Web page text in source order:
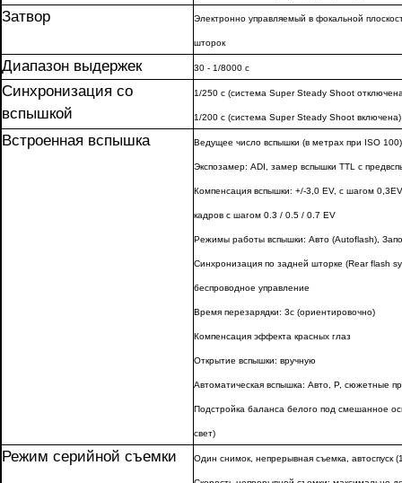
Затвор Электронно управляемый в фокальной
шторок
Диапазон выдержек 30 - 1/8000 с
Синхронизация со
вспышкой
1/250 с (система Super Steady Shoot
1/200 с (система Super Steady Shoot включена)
Встроенная вспышка Ведущее число вспышки (в метрах при ISO
Экспозамер: ADI, замер вспышки TTL с
Компенсация вспышки: +/-3,0 EV, с шагом
кадров с шагом 0.3 / 0.5 / 0.7 EV
Режимы работы вспышки: Авто (Autoflash),
Синхронизация по задней шторке (Rear flash
беспроводное управление
Время перезарядки: 3с (ориентировочно)
Компенсация эффекта красных глаз
Открытие вспышки: вручную
Автоматическая вспышка: Авто, P, сюжетные
Подстройка баланса белого под смешанное
свет)
Режим серийной съемки Один снимок, непрерывная съемка, автоспуск